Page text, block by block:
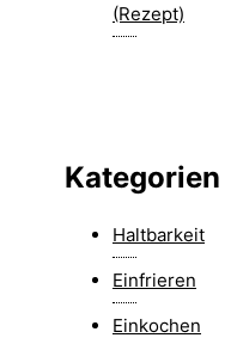
(Rezept)
Kategorien
Haltbarkeit
Einfrieren
Einkochen